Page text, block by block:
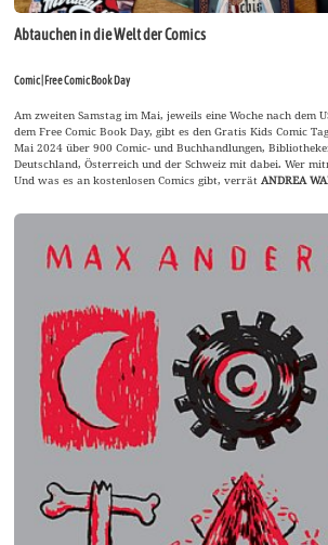
Abtauchen in die Welt der Comics
Comic | Free Comic Book Day
Am zweiten Samstag im Mai, jeweils eine Woche nach dem
dem Free Comic Book Day, gibt es den Gratis Kids Comic
Mai 2024 über 900 Comic- und Buchhandlungen,
Deutschland, Österreich und der Schweiz mit dabei. Wer
Und was es an kostenlosen Comics gibt, verrätANDREA